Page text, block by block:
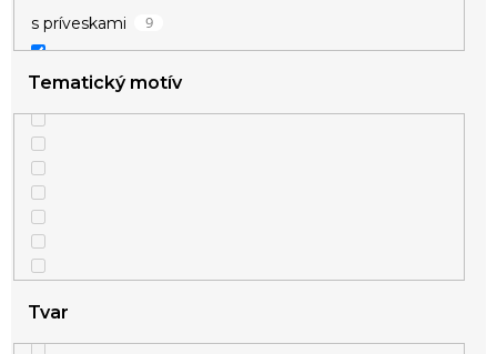
s príveskami 9
znamenie 1
Tematický motív
Tvar